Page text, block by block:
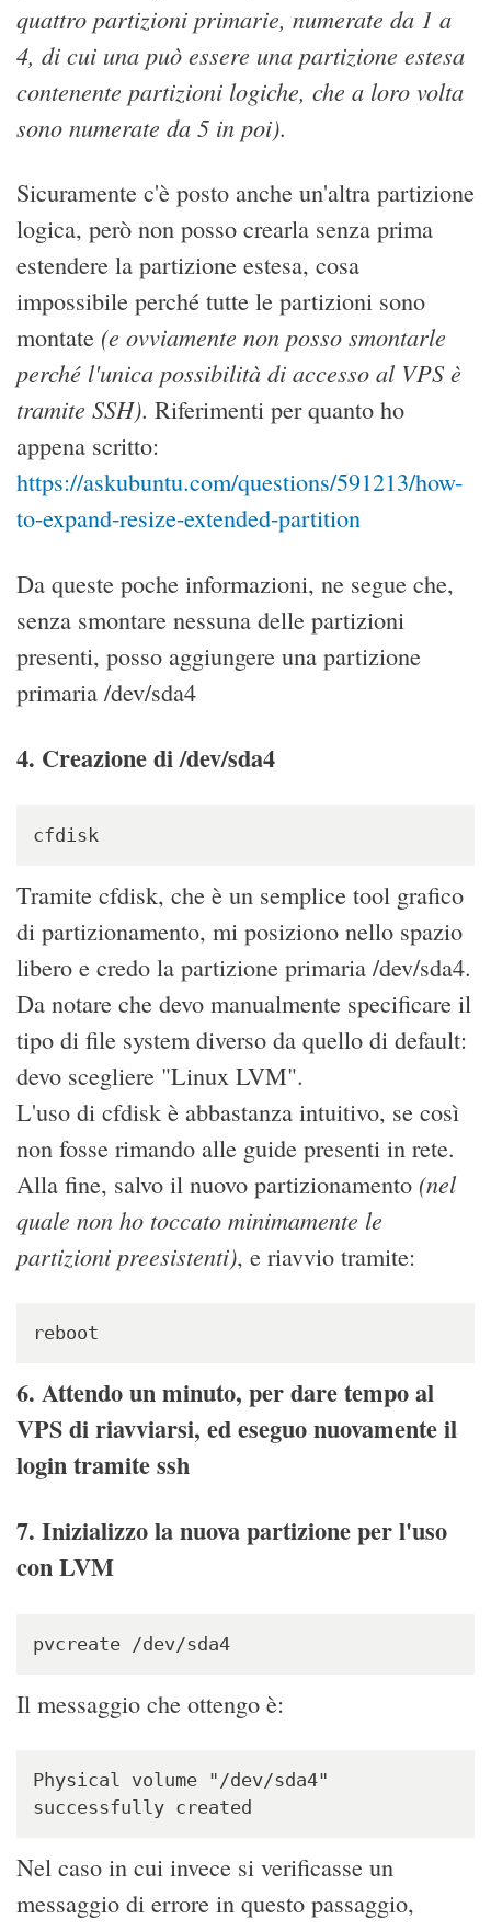
quattro partizioni primarie, numerate da 1 a
4, di cui una può essere una partizione estesa
contenente partizioni logiche, che a loro volta
sono numerate da 5 in poi).
Sicuramente c'è posto anche un'altra partizione
logica, però non posso crearla senza prima
estendere la partizione estesa, cosa
impossibile perché tutte le partizioni sono
montate (e ovviamente non posso smontarle
perché l'unica possibilità di accesso al VPS è
tramite SSH). Riferimenti per quanto ho
appena scritto:
https://askubuntu.com/questions/591213/how-
to-expand-resize-extended-partition
Da queste poche informazioni, ne segue che,
senza smontare nessuna delle partizioni
presenti, posso aggiungere una partizione
primaria /dev/sda4
4. Creazione di /dev/sda4
cfdisk
Tramite cfdisk, che è un semplice tool grafico
di partizionamento, mi posiziono nello spazio
libero e credo la partizione primaria /dev/sda4.
Da notare che devo manualmente specificare il
tipo di file system diverso da quello di default:
devo scegliere "Linux LVM".
L'uso di cfdisk è abbastanza intuitivo, se così
non fosse rimando alle guide presenti in rete.
Alla fine, salvo il nuovo partizionamento (nel
quale non ho toccato minimamente le
partizioni preesistenti), e riavvio tramite:
reboot
6. Attendo un minuto, per dare tempo al
VPS di riavviarsi, ed eseguo nuovamente il
login tramite ssh
7. Inizializzo la nuova partizione per l'uso
con LVM
pvcreate /dev/sda4
Il messaggio che ottengo è:
Physical volume "/dev/sda4"
successfully created
Nel caso in cui invece si verificasse un
messaggio di errore in questo passaggio,